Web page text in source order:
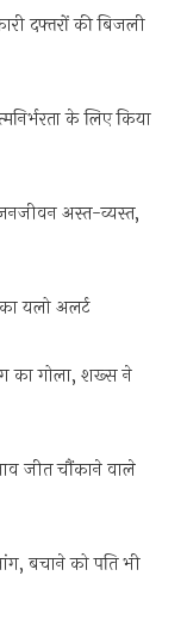
दफ्तरों की बिजली
के लिए किया
जनजीवन अस्त-व्यस्त,
यलो अलर्ट
का गोला, शख्स ने
जीत चौंकाने वाले
बचाने को पति भी